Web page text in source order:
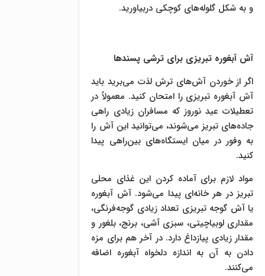
و به شکل گلوله‌های کوچکی دربیاورید.
آش آبغوره تبریزی برای ترشی پسندها
اگر از خوردن آش‌های ترش لذت می‌برید باید
آش آبغوره تبریزی را امتحان کنید. معمولاً در
تعطیلات عید نوروز که مسافران زیادی راهی
جاده‌های تبریز می‌شوند، می‌توانید این آش را
به وفور در میان ایستگاه‌های بین‌راهی پیدا
کنید.
مواد لازم برای آماده کردن این غذای محلی
تبریز در هر خانه‌ای پیدا می‌شود. آش آبغوره
یا آش گوجه تبریزی تعداد زیادی گوجه‌فرنگی،
مقداری لوبیاچیتی، سبزی آشی، برنج، بلغور و
مقدار زیادی پیازداغ دارد. در آخر هم برای مزه
دادن به آن به اندازه دلخواه آبغوره اضافه
می‌کنند.